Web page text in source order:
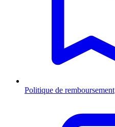
Politique de remboursement